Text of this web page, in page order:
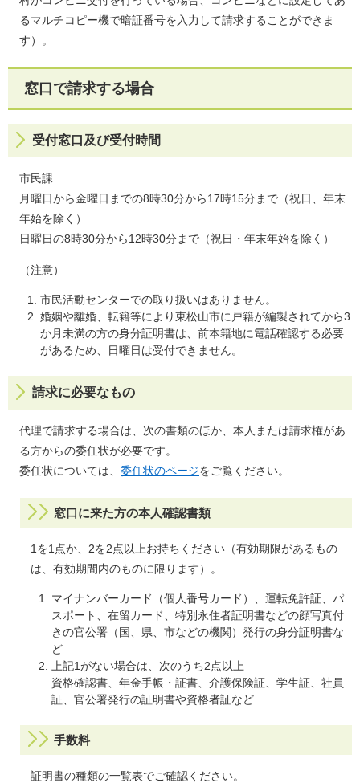
るマルチコピー機で暗証番号を入力して請求することができま
す）。
窓口で請求する場合
受付窓口及び受付時間
市民課
月曜日から金曜日までの8時30分から17時15分まで（祝日、年末
年始を除く）
日曜日の8時30分から12時30分まで （祝日・年末年始を除く）​​
（注意）
市民活動センターでの取り扱いはありません。
婚姻や離婚、転籍等により東松山市に戸籍が編製されてから3
か月未満の方の身分証明書は、前本籍地に電話確認する必要
があるため、日曜日は受付できません。
請求に必要なもの
代理で請求する場合は、次の書類のほか、本人または請求権があ
る方からの委任状が必要です。
委任状については、 委任状のページをご覧ください。
窓口に来た方の本人確認書類
1を1点か、2を2点以上お持ちください（有効期限があるもの
は、有効期間内のものに限ります）。
マイナンバーカード（個人番号カード）、運転免許証、パ
スポート、在留カード、特別永住者証明書などの顔写真付
きの官公署（国、県、市などの機関）発行の身分証明書な
ど
上記1がない場合は、次のうち2点以上
資格確認書、年金手帳・証書、介護保険証、学生証、社員
証、官公署発行の証明書や資格者証など
手数料
証明書の種類の一覧表でご確認ください。